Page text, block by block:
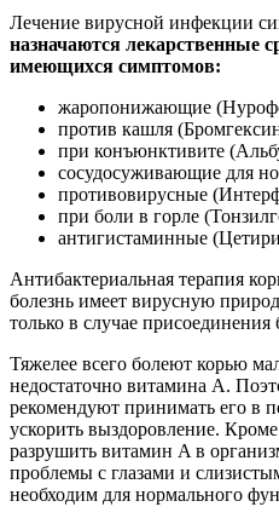
Лечение вирусной инфекции
назначаются лекарственные
имеющихся симптомов:
жаропонижающие
против кашля
при конъюнктивите
сосудосуживающие для
противовирусные
при боли в горле
антигистаминные
Антибактериальная терапия
болезнь имеет вирусную
только в случае
Тяжелее всего болеют корью
недостаточно витамина A.
рекомендуют принимать его в
ускорить выздоровление.
разрушить витамин A в
проблемы с глазами и
необходим для нормального